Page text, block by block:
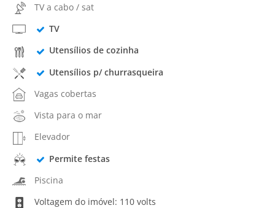
TV a cabo / sat
TV
Utensílios de cozinha
Utensílios p/ churrasqueira
Vagas cobertas
Vista para o mar
Elevador
Permite festas
Piscina
Voltagem do imóvel: 110 volts